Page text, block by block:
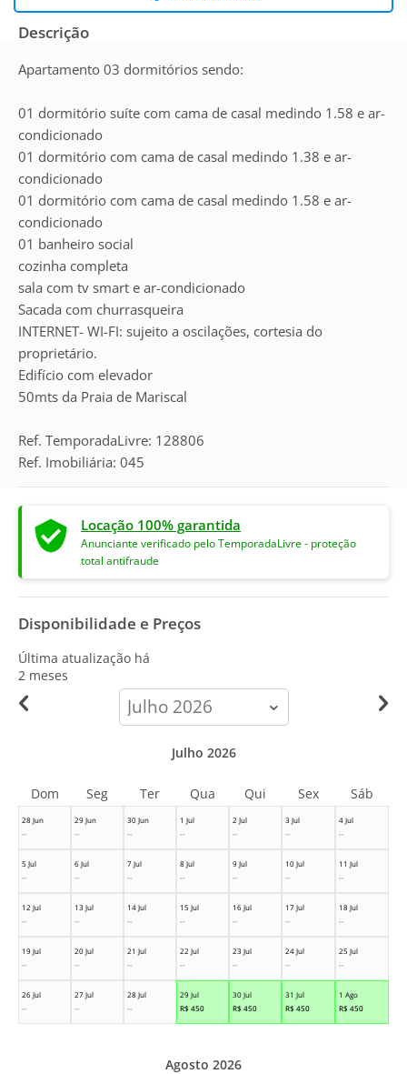
Descrição
Apartamento 03 dormitórios sendo:
01 dormitório suíte com cama de casal medindo 1.58 e ar-
condicionado
01 dormitório com cama de casal medindo 1.38 e ar-
condicionado
01 dormitório com cama de casal medindo 1.58 e ar-
condicionado
01 banheiro social
cozinha completa
sala com tv smart e ar-condicionado
Sacada com churrasqueira
INTERNET- WI-FI: sujeito a oscilações, cortesia do
proprietário.
Edifício com elevador
50mts da Praia de Mariscal
Ref. TemporadaLivre: 128806
Ref. Imobiliária: 045
Locação 100% garantida
Anunciante verificado pelo TemporadaLivre - proteção
total antifraude
Disponibilidade e Preços
Última atualização há
2 meses
calendar-
month
28 Jun
--
29 Jun
--
30 Jun
--
1 Jul
--
2 Jul
--
3 Jul
--
4 Jul
--
5 Jul
--
6 Jul
--
7 Jul
--
8 Jul
--
9 Jul
--
10 Jul
--
11 Jul
--
12 Jul
--
13 Jul
--
14 Jul
--
15 Jul
--
16 Jul
--
17 Jul
--
18 Jul
--
19 Jul
--
20 Jul
--
21 Jul
--
22 Jul
--
23 Jul
--
24 Jul
--
25 Jul
--
26 Jul
--
27 Jul
--
28 Jul
--
29 Jul
R$ 450
30 Jul
R$ 450
31 Jul
R$ 450
1 Ago
R$ 450
Julho 2026
Dom Seg Ter Qua Qui Sex Sáb
Agosto 2026